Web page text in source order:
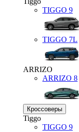
TIGGO 9
TIGGO 7L
ARRIZO
ARRIZO 8
Кроссоверы
Tiggo
TIGGO 9